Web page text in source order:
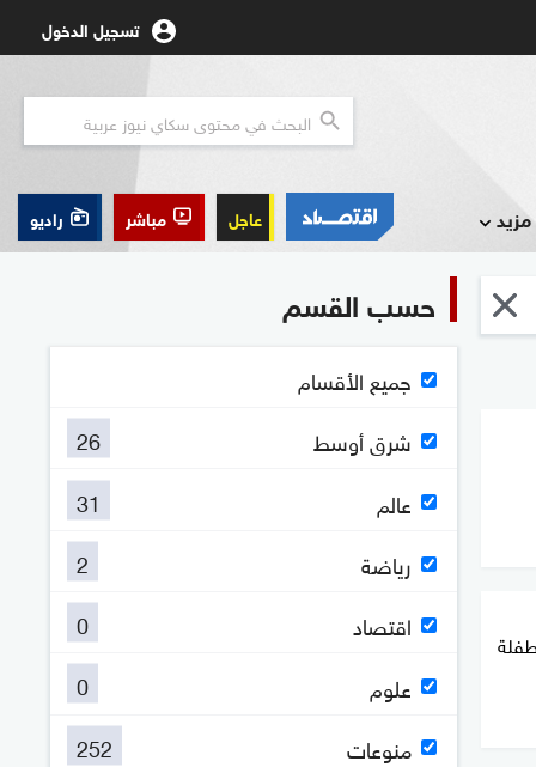
تسجيل الدخول
مزيد عاجل مباشر راديو
حسب القسم
جميع الأقسام
شرق أوسط
26
عالم
31
رياضة
2
اقتصاد
0
علوم
0
منوعات
252